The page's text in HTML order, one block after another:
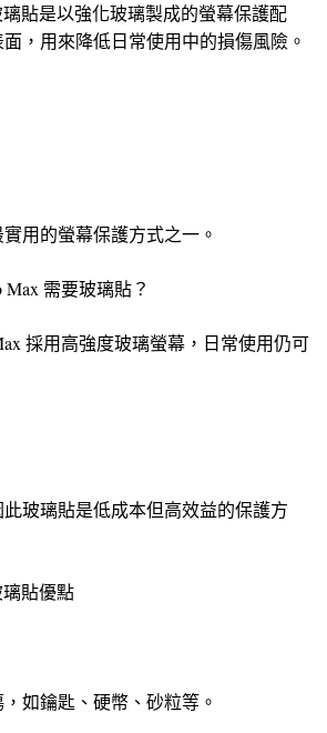
璃貼是以強化玻璃製成的螢幕保護配
，用來降低日常使用中的損傷風險。
用的螢幕保護方式之一。
Max 需要玻璃貼？
採用高強度玻璃螢幕，日常使用仍可
玻璃貼是低成本但高效益的保護方
璃貼優點
如鑰匙、硬幣、砂粒等。